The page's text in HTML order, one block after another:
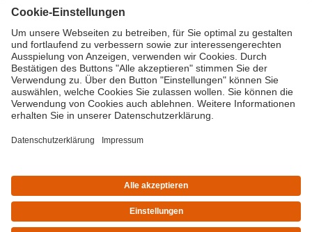
Mein Fotoservice
Informationen
Sortiment
Bei Fragen zu Produkten oder der Bestellung können Sie uns gern anrufen:
Mo. bis Sa.: 8:00 – 20:00 Uhr und So.: 10:00 – 18:00 Uhr
*Die Preise gelten inkl. MwSt. zzgl. Versandkosten (ggf. auch bei Filialabholung)